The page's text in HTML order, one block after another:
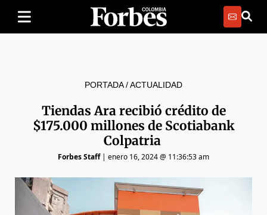
PORTADA/ACTUALIDAD
Tiendas Ara recibió crédito de
$175.000 millones de Scotiabank
Colpatria
Forbes Staff| enero 16, 2024 @ 11:36:53 am